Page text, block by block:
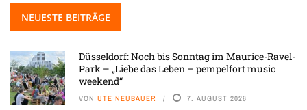
NEUESTE BEITRÄGE
Düsseldorf: Noch bis Sonntag im Maurice-Ravel-
Park – „Liebe das Leben – pempelfort music
weekend“
VON UTE NEUBAUER 7. AUGUST 2026